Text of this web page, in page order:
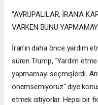
"AVRUPALILAR, İRAN'A
VARKEN BUNU
İran'ın daha önce yardım
süren Trump, "Yardım
yapmamayı seçmişlerdi.
önemsemiyoruz" diye
etmek istiyorlar. Hepsi bir